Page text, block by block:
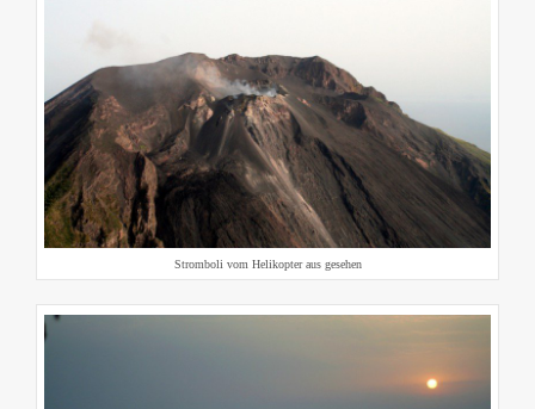
Stromboli vom Helikopter aus gesehen